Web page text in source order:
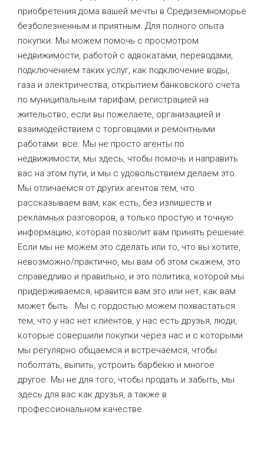
приобретения дома вашей мечты в Средиземноморье
безболезненным и приятным. Для полного опыта
покупки. Мы можем помочь с просмотром
недвижимости, работой с адвокатами, переводами,
подключением таких услуг, как подключение воды,
газа и электричества, открытием банковского счета
по муниципальным тарифам, регистрацией на
жительство, если вы пожелаете, организацией и
взаимодействием с торговцами и ремонтными
работами. все. Мы не просто агенты по
недвижимости, мы здесь, чтобы помочь и направить
вас на этом пути, и мы с удовольствием делаем это.
Мы отличаемся от других агентов тем, что
рассказываем вам, как есть, без излишеств и
рекламных разговоров, а только простую и точную
информацию, которая позволит вам принять решение.
Если мы не можем это сделать или то, что вы хотите,
невозможно/практично, мы вам об этом скажем, это
справедливо и правильно, и это политика, которой мы
придерживаемся, нравится вам это или нет, как вам
может быть . Мы с гордостью можем похвастаться
тем, что у нас нет клиентов, у нас есть друзья, люди,
которые совершили покупки через нас и с которыми
мы регулярно общаемся и встречаемся, чтобы
поболтать, выпить, устроить барбекю и многое
другое. Мы не для того, чтобы продать и забыть, мы
здесь для вас как друзья, а также в
профессиональном качестве.